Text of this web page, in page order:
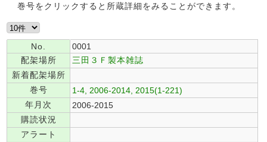
巻号をクリックすると所蔵詳細をみることができます。
No.
0001
配架場所
三田３Ｆ製本雑誌
新着配架場所
巻号
1-4, 2006-2014, 2015(1-221)
年月次
2006-2015
購読状況
アラート